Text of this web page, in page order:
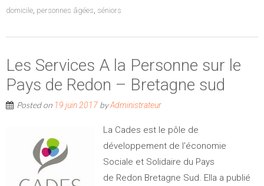
domicile, personnes âgées, séniors
Les Services A la Personne sur le
Pays de Redon – Bretagne sud
Posted on 19 juin 2017 byAdministrateur
La Cades est le pôle de
développement de l'économie
Sociale et Solidaire du Pays
de Redon Bretagne Sud. Ella a publié